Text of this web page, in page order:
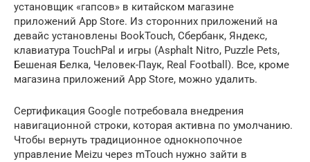
установщик «гапсов» в китайском магазине
приложений App Store. Из сторонних приложений на
девайс установлены BookTouch, Сбербанк, Яндекс,
клавиатура TouchPal и игры (Asphalt Nitro, Puzzle Pets,
Бешеная Белка, Человек-Паук, Real Football). Все, кроме
магазина приложений App Store, можно удалить.
Сертификация Google потребовала внедрения
навигационной строки, которая активна по умолчанию.
Чтобы вернуть традиционное однокнопочное
управление Meizu через mTouch нужно зайти в